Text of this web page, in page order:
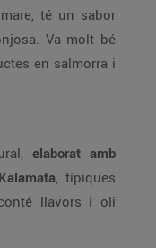
té un sabor
Va molt bé
en salmorra i
elaborat amb
, típiques
llavors i oli